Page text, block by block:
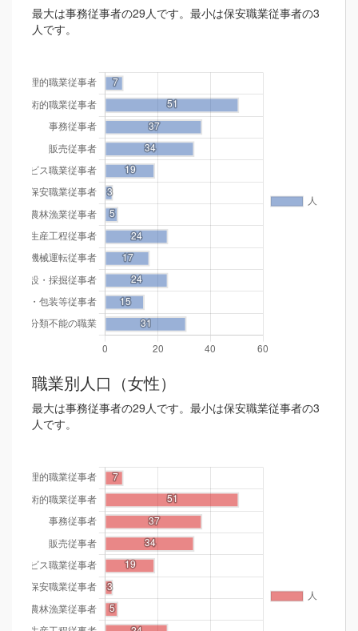
最大は事務従事者の29人です。最小は保安職業従事者の3
人です。
職業別人口（女性）
最大は事務従事者の29人です。最小は保安職業従事者の3
人です。